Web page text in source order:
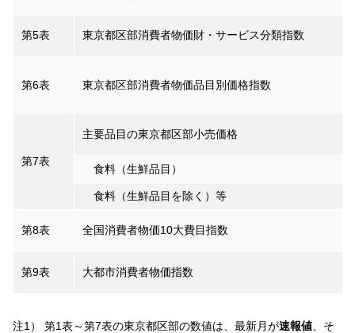
第5表 東京都区部消費者物価財・サービス分類指数
第6表 東京都区部消費者物価品目別価格指数
第7表
主要品目の東京都区部小売価格
食料（生鮮品目）
食料（生鮮品目を除く）等
第8表 全国消費者物価10大費目指数
第9表 大都市消費者物価指数
注1） 第1表～第7表の東京都区部の数値は、最新月が速報値、そ